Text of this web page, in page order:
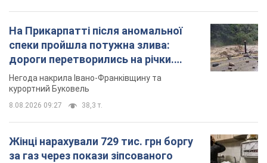
На Прикарпатті після аномальної
спеки пройшла потужна злива:
дороги перетворились на річки.
Відео
Негода накрила Івано-Франківщину та
курортний Буковель
8.08.2026 09:27 38,3 т.
Жінці нарахували 729 тис. грн боргу
за газ через покази зіпсованого